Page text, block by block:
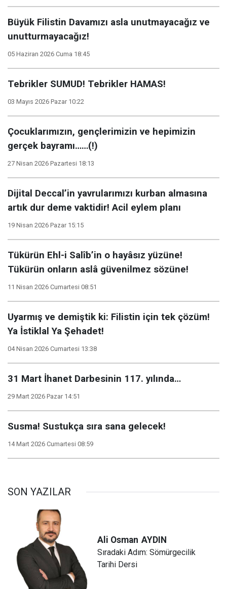
Büyük Filistin Davamızı asla unutmayacağız ve
unutturmayacağız!
05 Haziran 2026 Cuma 18:45
Tebrikler SUMUD! Tebrikler HAMAS!
03 Mayıs 2026 Pazar 10:22
Çocuklarımızın, gençlerimizin ve hepimizin
gerçek bayramı……(!)
27 Nisan 2026 Pazartesi 18:13
Dijital Deccal’in yavrularımızı kurban almasına
artık dur deme vaktidir! Acil eylem planı
19 Nisan 2026 Pazar 15:15
Tükürün Ehl-i Salîb’in o hayâsız yüzüne!
Tükürün onların aslâ güvenilmez sözüne!
11 Nisan 2026 Cumartesi 08:51
Uyarmış ve demiştik ki: Filistin için tek çözüm!
Ya İstiklal Ya Şehadet!
04 Nisan 2026 Cumartesi 13:38
31 Mart İhanet Darbesinin 117. yılında…
29 Mart 2026 Pazar 14:51
Susma! Sustukça sıra sana gelecek!
14 Mart 2026 Cumartesi 08:59
SON YAZILAR
Ali Osman AYDIN
Sıradaki Adım: Sömürgecilik
Tarihi Dersi